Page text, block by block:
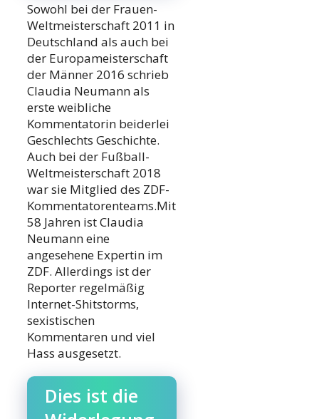
Sowohl bei der Frauen-
Weltmeisterschaft 2011 in
Deutschland als auch bei
der Europameisterschaft
der Männer 2016 schrieb
Claudia Neumann als
erste weibliche
Kommentatorin beiderlei
Geschlechts Geschichte.
Auch bei der Fußball-
Weltmeisterschaft 2018
war sie Mitglied des ZDF-
Kommentatorenteams.Mit
58 Jahren ist Claudia
Neumann eine
angesehene Expertin im
ZDF. Allerdings ist der
Reporter regelmäßig
Internet-Shitstorms,
sexistischen
Kommentaren und viel
Hass ausgesetzt.
Dies ist die